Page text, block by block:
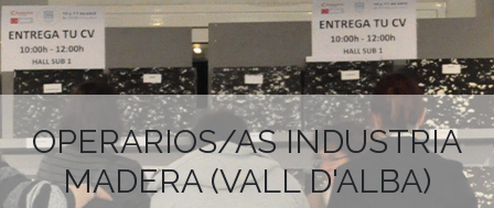
OPERARIOS/AS INDUSTRIA
MADERA (VALL D'ALBA)